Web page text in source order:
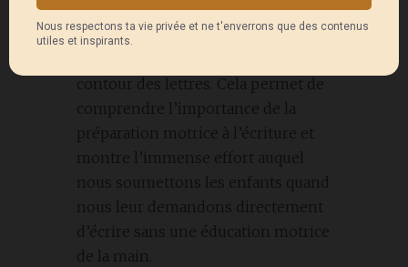
gestes seront sûrs et précis. Si ce
n’est pas le cas, alors l’enfant aura
contour des lettres. Cela permet de
comprendre l’importance de la
préparation motrice à l’écriture et
montre l’immense effort auquel
nous soumettons les enfants quand
nous leur demandons directement
d’écrire sans une éducation motrice
de la main.